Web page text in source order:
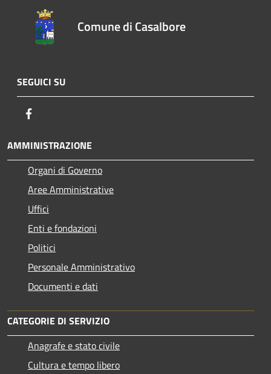
Comune di Casalbore
SEGUICI SU
AMMINISTRAZIONE
Organi di Governo
Aree Amministrative
Uffici
Enti e fondazioni
Politici
Personale Amministrativo
Documenti e dati
CATEGORIE DI SERVIZIO
Anagrafe e stato civile
Cultura e tempo libero